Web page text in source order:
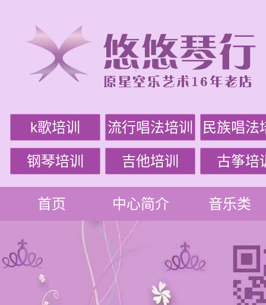
k歌培训 流行唱法培训 民族唱法
钢琴培训 吉他培训 古筝培
首页 中心简介 音乐类